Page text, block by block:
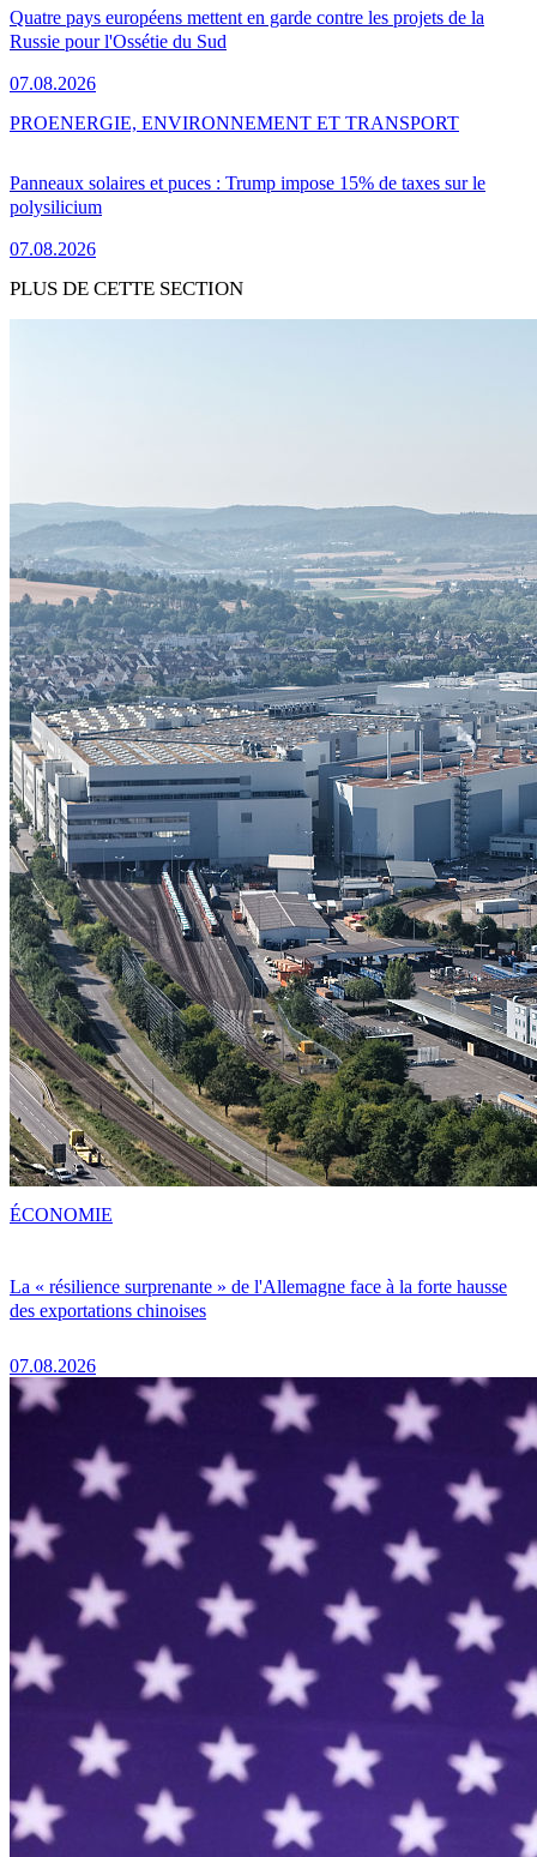
Quatre pays européens mettent en garde contre les projets de la
Russie pour l'Ossétie du Sud
07.08.2026
Panneaux solaires et puces : Trump impose 15% de taxes sur le
polysilicium
07.08.2026
PROENERGIE, ENVIRONNEMENT ET TRANSPORT
PLUS DE CETTE SECTION
La « résilience surprenante » de l'Allemagne face à la forte hausse
des exportations chinoises
07.08.2026
ÉCONOMIE